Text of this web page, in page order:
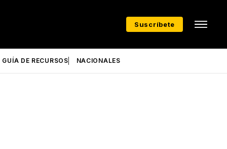
Suscríbete
GUÍA DE RECURSOS NACIONALES